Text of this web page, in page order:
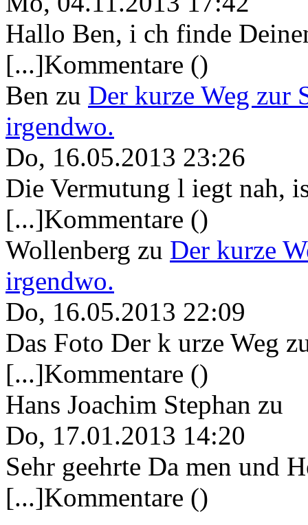
Hallo Ben, i ch finde
[...]Kommentare ()
Ben zu Der kurze Weg zur
irgendwo.
Do, 16.05.2013 23:26
Die Vermutung l iegt nah,
[...]Kommentare ()
Wollenberg zu Der kurze
irgendwo.
Do, 16.05.2013 22:09
Das Foto Der k urze Weg
[...]Kommentare ()
Hans Joachim Stephan zu
Do, 17.01.2013 14:20
Sehr geehrte Da men und
[...]Kommentare ()